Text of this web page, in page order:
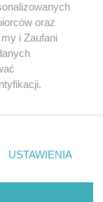
sięz nami
oraz
i Zaufani
prywatności
zgody
takiemu
USTAWIENIA